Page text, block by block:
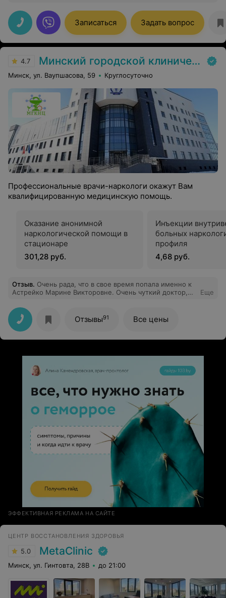
обращаться еще !
Записаться Задать вопрос
4.7 Минский городской клинический наркологический центр (МГКНЦ)
Минск, ул. Ваупшасова, 59 Круглосуточно
Профессиональные врачи-наркологи окажут Вам
квалифицированную медицинскую помощь.
Оказание анонимной
наркологической помощи в
стационаре
301,28 руб.
Инъекции
больных
профиля
4,68 руб.
Отзыв. Очень рада, что в свое время попала именно к
Астрейко Марине Викторовне. Очень чуткий доктор,
к моему состоянию. Назначила грамотное лечение,
благодаря которому восстанавливаюсь и не имею
проблем с побочными действиями препаратов. Очень
рекомендую, не бояться записываться на прием к
этому специалисту!
Еще
Отзывы91 Все цены
ЭФФЕКТИВНАЯ РЕКЛАМА НА САЙТЕ
ЦЕНТР ВОССТАНОВЛЕНИЯ ЗДОРОВЬЯ
5.0 MetaClinic
Минск, ул. Гинтовта, 28В до 21:00